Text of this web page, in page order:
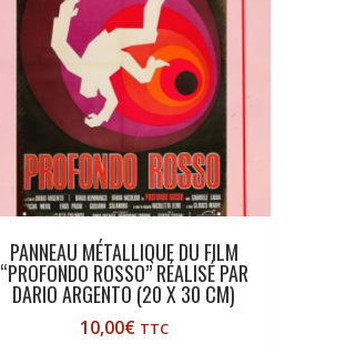
PANNEAU MÉTALLIQUE DU FILM
“PROFONDO ROSSO” RÉALISÉ PAR
DARIO ARGENTO (20 X 30 CM)
10,00€ TTC